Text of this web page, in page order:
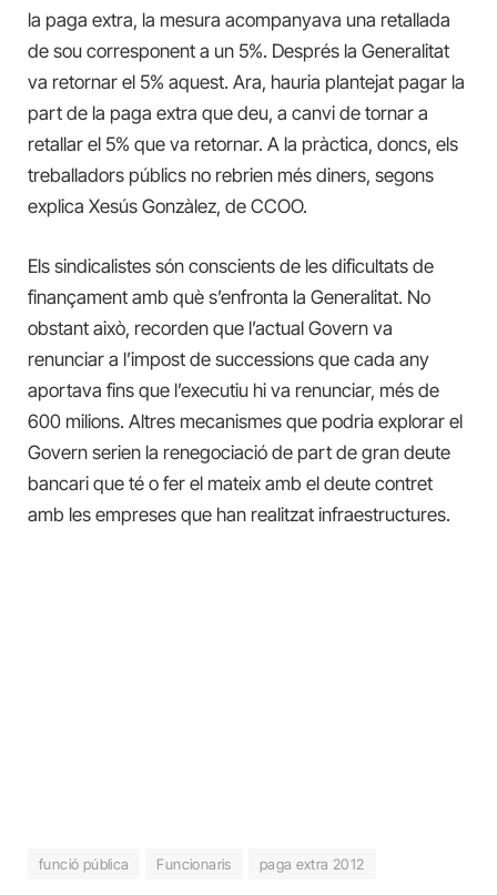
la paga extra, la mesura acompanyava una retallada
de sou corresponent a un 5%. Després la Generalitat
va retornar el 5% aquest. Ara, hauria plantejat pagar la
part de la paga extra que deu, a canvi de tornar a
retallar el 5% que va retornar. A la pràctica, doncs, els
treballadors públics no rebrien més diners, segons
explica Xesús Gonzàlez, de CCOO.
Els sindicalistes són conscients de les dificultats de
finançament amb què s’enfronta la Generalitat. No
obstant això, recorden que l’actual Govern va
renunciar a l’impost de successions que cada any
aportava fins que l’executiu hi va renunciar, més de
600 milions. Altres mecanismes que podria explorar el
Govern serien la renegociació de part de gran deute
bancari que té o fer el mateix amb el deute contret
amb les empreses que han realitzat infraestructures.
funció pública Funcionaris paga extra 2012